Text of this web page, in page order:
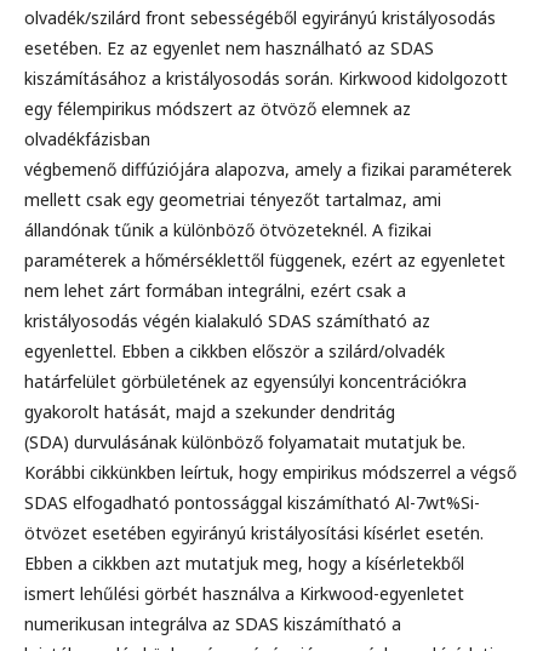
olvadék/szilárd front sebességéből egyirányú kristályosodás
esetében. Ez az egyenlet nem használható az SDAS
kiszámításához a kristályosodás során. Kirkwood kidolgozott
egy félempirikus módszert az ötvöző elemnek az
olvadékfázisban
végbemenő diffúziójára alapozva, amely a fizikai paraméterek
mellett csak egy geometriai tényezőt tartalmaz, ami
állandónak tűnik a különböző ötvözeteknél. A fizikai
paraméterek a hőmérséklettől függenek, ezért az egyenletet
nem lehet zárt formában integrálni, ezért csak a
kristályosodás végén kialakuló SDAS számítható az
egyenlettel. Ebben a cikkben először a szilárd/olvadék
határfelület görbületének az egyensúlyi koncentrációkra
gyakorolt hatását, majd a szekunder dendritág
(SDA) durvulásának különböző folyamatait mutatjuk be.
Korábbi cikkünkben leírtuk, hogy empirikus módszerrel a végső
SDAS elfogadható pontossággal kiszámítható Al-7wt%Si-
ötvözet esetében egyirányú kristályosítási kísérlet esetén.
Ebben a cikkben azt mutatjuk meg, hogy a kísérletekből
ismert lehűlési görbét használva a Kirkwood-egyenletet
numerikusan integrálva az SDAS kiszámítható a